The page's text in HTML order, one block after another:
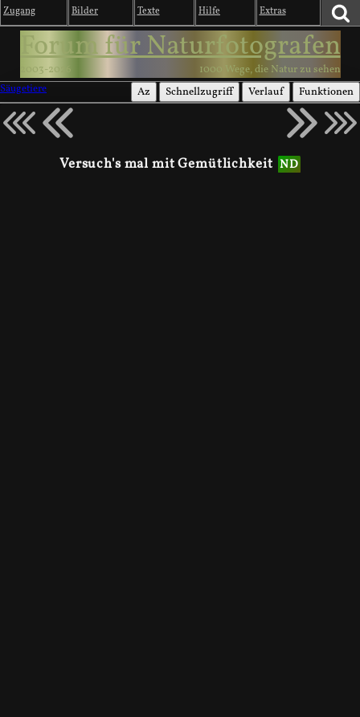
Zugang Bilder Texte Hilfe Extras
Forum für Naturfotografen
2003-2026
1000 Wege, die Natur zu sehen
Säugetiere
Az Schnellzugriff Verlauf Funktionen
Versuch's mal mit Gemütlichkeit